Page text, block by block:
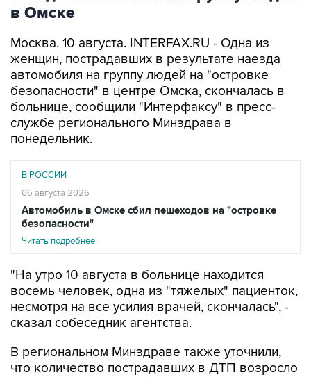
Москва. 10 августа. INTERFAX.RU - Одна из
автомобиля на группу людей на "островке
безопасности" в центре Омска, скончалась в
больнице, сообщили "Интерфаксу" в пресс-
службе регионального Минздрава в
понедельник.
В РОССИИ
Автомобиль в Омске сбил пешеходов на "островке
безопасности"
Читать подробнее
"На утро 10 августа в больнице находится
несмотря на все усилия врачей, скончалась", -
сказал собеседник агентства.
В региональном Минздраве также уточнили,
до девяти человек - к врачам после ухудшения
самочувствия обратилась еще одна женщина,